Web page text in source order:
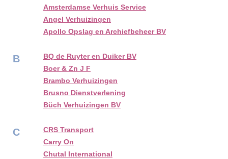
Amsterdamse Verhuis Service
Angel Verhuizingen
Apollo Opslag en Archiefbeheer BV
B
BQ de Ruyter en Duiker BV
Boer & Zn J F
Brambo Verhuizingen
Brusno Dienstverlening
Büch Verhuizingen BV
C
CRS Transport
Carry On
Chutal International